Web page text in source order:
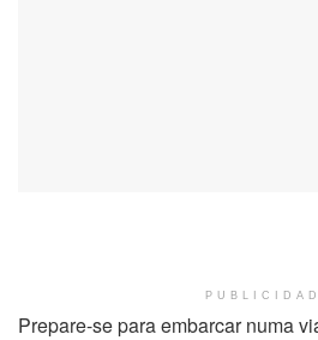
Prepare-se para embarcar numa